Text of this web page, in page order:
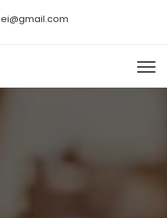
@